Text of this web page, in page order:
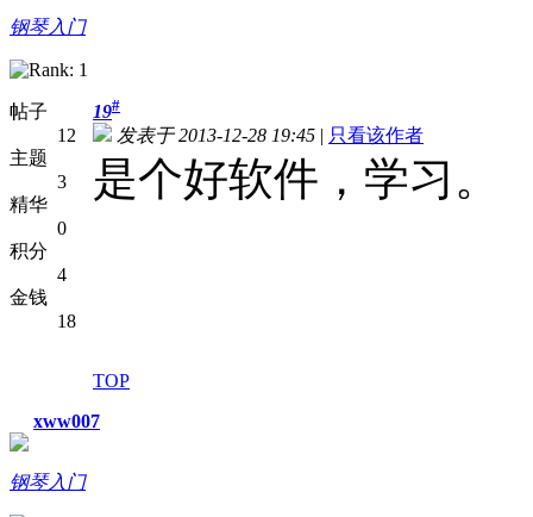
钢琴入门
帖子
12
主题
3
精华
0
积分
4
金钱
18
19#
发表于 2013-12-28 19:45 | 只看该作者
是个好软件，学习。
TOP
xww007
钢琴入门